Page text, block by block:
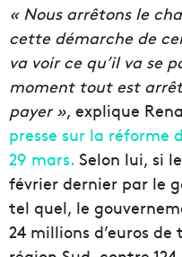
« Nous arrêtons le
cette démarche de
va voir ce qu’il va se
moment tout est
payer », explique
presse sur la réforme
29 mars. Selon lui, si
février dernier par le
tel quel, le
24 millions d’euros